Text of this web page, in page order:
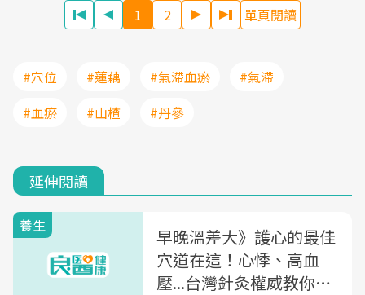
1 2 單頁閱讀
#穴位 #蓮藕 #氣滯血瘀
#氣滯
#血瘀
#山楂 #丹參
延伸閱讀
養生
早晚溫差大》護心的最佳
穴道在這！心悸、高血
壓...台灣針灸權威教你心